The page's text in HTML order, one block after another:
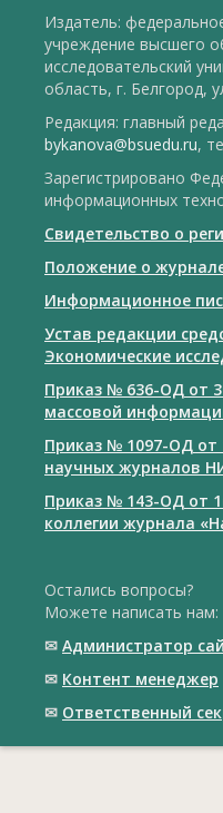
Издатель:
учреждение высшего
исследовательский
область, г. Белгород,
Редакция: главный
bykanova@bsuedu.ru,
Зарегистрировано
информационных
Свидетельство о
Положение о
Информационное
Устав редакции
Экономические
Приказ № 636-ОД от
массовой
Приказ № 1097-ОД от
научных журналов
Приказ № 143-ОД от
коллегии журнала
Остались вопросы?
Можете написать нам:
✉ Администратор
✉ Контент менеджер
✉ Ответственный